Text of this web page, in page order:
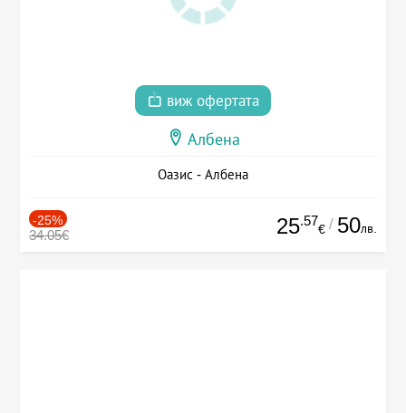
виж офертата
Албена
Оазис - Албена
-25%
34.05€ 25.57
€ / 50лв.